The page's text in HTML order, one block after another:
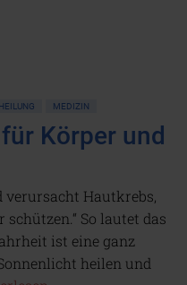
HEILUNG MEDIZIN
Körper und
verursacht Hautkrebs,
So lautet das
ist eine ganz
heilen und